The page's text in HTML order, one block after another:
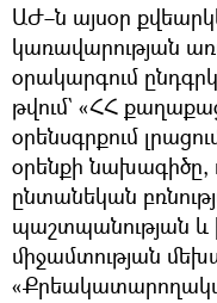
ԱԺ–ն այսօր
կառավարության
օրակարգում
թվում` «ՀՀ
օրենսգրքում
օրենքի նախագիծը,
ընտանեկան
պաշտպանության
միջամտության